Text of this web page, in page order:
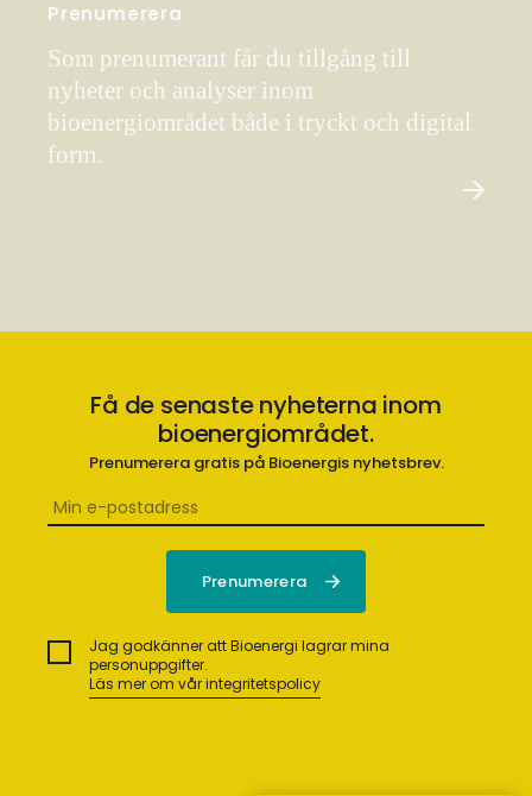
Prenumerera
Som prenumerant får du tillgång till
nyheter och analyser inom
bioenergiområdet både i tryckt och digital
form.
Få de senaste nyheterna inom
bioenergiområdet.
Prenumerera gratis på Bioenergis nyhetsbrev.
Jag godkänner att Bioenergi lagrar mina
personuppgifter.
Läs mer om vår integritetspolicy